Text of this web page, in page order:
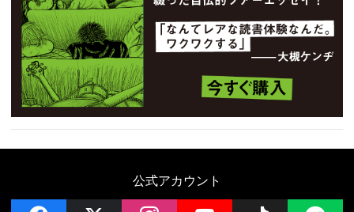
公式アカウント